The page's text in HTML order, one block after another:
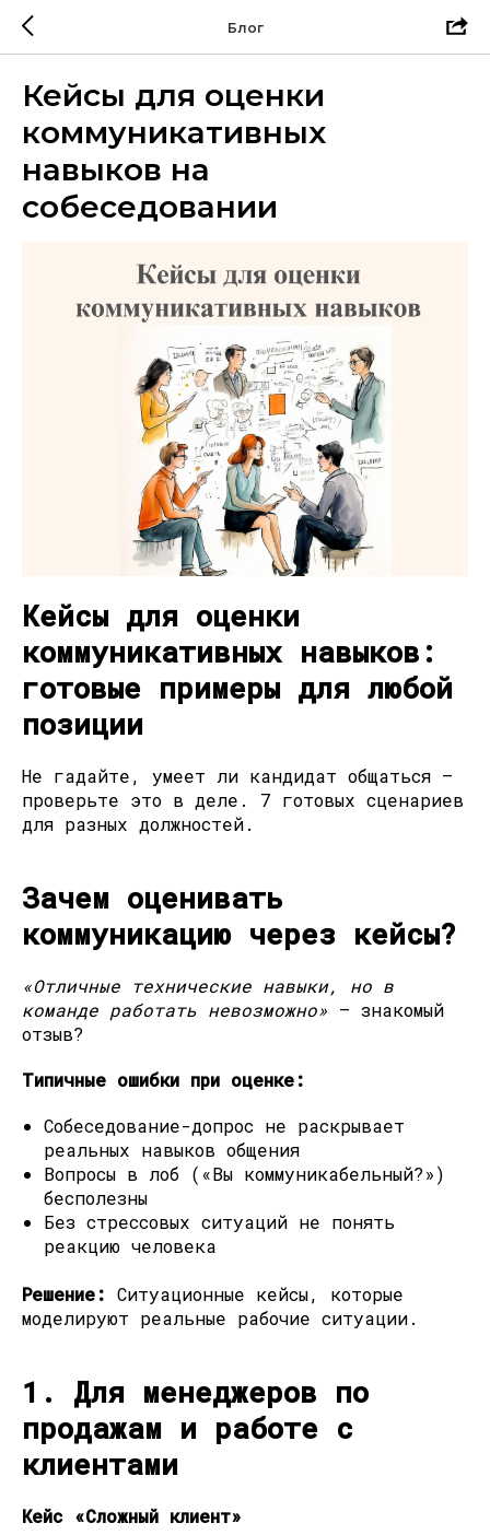
Блог
Кейсы для оценки
коммуникативных
навыков на
собеседовании
Кейсы для оценки
коммуникативных навыков:
готовые примеры для любой
позиции
Не гадайте, умеет ли кандидат общаться —
проверьте это в деле. 7 готовых сценариев
для разных должностей.
Зачем оценивать
коммуникацию через кейсы?
«Отличные технические навыки, но в
команде работать невозможно» — знакомый
отзыв?
Типичные ошибки при оценке:
Собеседование-допрос не раскрывает
реальных навыков общения
Вопросы в лоб («Вы коммуникабельный?»)
бесполезны
Без стрессовых ситуаций не понять
реакцию человека
Решение: Ситуационные кейсы, которые
моделируют реальные рабочие ситуации.
1. Для менеджеров по
продажам и работе с
клиентами
Кейс «Сложный клиент»